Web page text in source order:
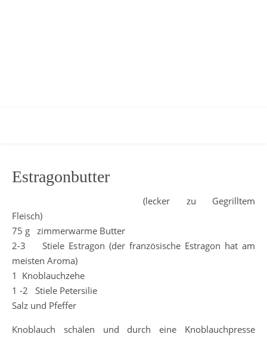
Estragonbutter
(lecker zu Gegrilltem
Fleisch)
75 g zimmerwarme Butter
2-3 Stiele Estragon (der französische Estragon hat am
meisten Aroma)
1 Knoblauchzehe
1 -2 Stiele Petersilie
Salz und Pfeffer
Knoblauch schälen und durch eine Knoblauchpresse